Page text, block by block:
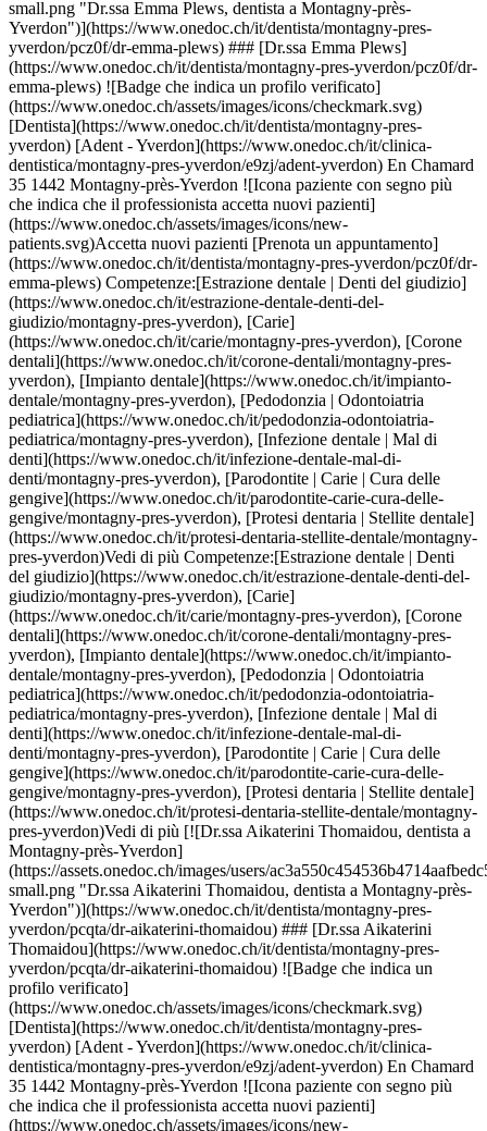
dr-aikaterini-thomaidou) ![Badge che indica un profilo verificato](https://www.onedoc.ch/assets/images/icons/checkmark.svg) [Dentista](https://www.onedoc.ch/it/dentista/montagny-pres-yverdon) [Adent - Yverdon](https://www.onedoc.ch/it/clinica-dentistica/montagny-pres-yverdon/e9zj/adent-yverdon) En Chamard 35 1442 Montagny-près-Yverdon ![Icona paziente con segno più che indica che il professionista accetta nuovi pazienti](https://www.onedoc.ch/assets/images/icons/new-patients.svg)Accetta nuovi pazienti [Prenota un appuntamento](https://www.onedoc.ch/it/dentista/montagny-pres-yverdon/pcqta/dr-aikaterini-thomaidou) Competenze:[Estrazione dentale | Denti del giudizio](https://www.onedoc.ch/it/estrazione-dentale-denti-del-giudizio/montagny-pres-yverdon), [Carie](https://www.onedoc.ch/it/carie/montagny-pres-yverdon), [Corone dentali](https://www.onedoc.ch/it/corone-dentali/montagny-pres-yverdon), [Impianto dentale](https://www.onedoc.ch/it/impianto-dentale/montagny-pres-yverdon), [Infezione dentale | Mal di denti](https://www.onedoc.ch/it/infezione-dentale-mal-di-denti/montagny-pres-yverdon), [Pedodonzia | Odontoiatria pediatrica](https://www.onedoc.ch/it/pedodonzia-odontoiatria-pediatrica/montagny-pres-yverdon), [Parodontite | Carie | Cura delle gengive](https://www.onedoc.ch/it/parodontite-carie-cura-delle-gengive/montagny-pres-yverdon), [Protesi dentaria | Stellite dentale](https://www.onedoc.ch/it/protesi-dentaria-stellite-dentale/montagny-pres-yverdon)Vedi di più Competenze:[Estrazione dentale | Denti del giudizio](https://www.onedoc.ch/it/estrazione-dentale-denti-del-giudizio/montagny-pres-yverdon), [Carie](https://www.onedoc.ch/it/carie/montagny-pres-yverdon), [Corone dentali](https://www.onedoc.ch/it/corone-dentali/montagny-pres-yverdon), [Impianto dentale](https://www.onedoc.ch/it/impianto-dentale/montagny-pres-yverdon), [Infezione dentale | Mal di denti](https://www.onedoc.ch/it/infezione-dentale-mal-di-denti/montagny-pres-yverdon), [Pedodonzia | Odontoiatria pediatrica](https://www.onedoc.ch/it/pedodonzia-odontoiatria-pediatrica/montagny-pres-yverdon), [Parodontite | Carie | Cura delle gengive](https://www.onedoc.ch/it/parodontite-carie-cura-delle-gengive/montagny-pres-yverdon), [Protesi dentaria | Stellite dentale](https://www.onedoc.ch/it/protesi-dentaria-stellite-dentale/montagny-pres-yverdon)Vedi di più [![Dr.ssa Dorra Hamed, dentista a Montagny-près-Yverdon](https://assets.onedoc.ch/images/users/5c6dd20e85b0170627d746fafb195e779f9583bf43c5488d44e2e3638f4c515c-small.png "Dr.ssa Dorra Hamed, dentista a Montagny-près-Yverdon")](https://www.onedoc.ch/it/dentista/montagny-pres-yverdon/pcqs6/dr-dorra-hamed) ### [Dr.ssa Dorra Hamed](https://www.onedoc.ch/it/dentista/montagny-pres-yverdon/pcqs6/dr-dorra-hamed) ![Badge che indica un profilo verificato](https://www.onedoc.ch/assets/images/icons/checkmark.svg) [Dentista](https://www.onedoc.ch/it/dentista/montagny-pres-yverdon) [Adent - Yverdon](https://www.onedoc.ch/it/clinica-dentistica/montagny-pres-yverdon/e9zj/adent-yverdon) En Chamard 35 1442 Montagny-près-Yverdon ![Icona paziente con segno più che indica che il professionista accetta nuovi pazienti](https://www.onedoc.ch/assets/images/icons/new-patients.svg)Accetta nuovi pazienti [Prenota un appuntamento](https://www.onedoc.ch/it/dentista/montagny-pres-yverdon/pcqs6/dr-dorra-hamed) Competenze:[Estrazione dentale | Denti del giudizio](https://www.onedoc.ch/it/estrazione-dentale-denti-del-giudizio/montagny-pres-yverdon), [Corone dentali](https://www.onedoc.ch/it/corone-dentali/montagny-pres-yverdon), [Carie](https://www.onedoc.ch/it/carie/montagny-pres-yverdon), [Infezione dentale | Mal di denti](https://www.onedoc.ch/it/infezione-dentale-mal-di-denti/montagny-pres-yverdon), [Impianto dentale](https://www.onedoc.ch/it/impianto-dentale/montagny-pres-yverdon), [Pedodonzia | Odontoiatria pediatrica](https://www.onedoc.ch/it/pedodonzia-odontoiatria-pediatrica/montagny-pres-yverdon), [Parodontite | Carie | Cura delle gengive](https://www.onedoc.ch/it/parodontite-carie-cura-delle-gengive/montagny-pres-yverdon), [Protesi dentaria | Stellite dentale](https://www.onedoc.ch/it/protesi-dentaria-stellite-dentale/montagny-pres-yverdon)Vedi di più Competenze:[Estrazione dentale | Denti del giudizio](https://www.onedoc.ch/it/estrazione-dentale-denti-del-giudizio/montagny-pres-yverdon), [Corone dentali](https://www.onedoc.ch/it/corone-dentali/montagny-pres-yverdon), [Carie](https://www.onedoc.ch/it/carie/montagny-pres-yverdon), [Infezione dentale | Mal di denti](https://www.onedoc.ch/it/infezione-dentale-mal-di-denti/montagny-pres-yverdon), [Impianto dentale](https://www.onedoc.ch/it/impianto-dentale/montagny-pres-yverdon), [Pedodonzia | Odontoiatria pediatrica](https://www.onedoc.ch/it/pedodonzia-odontoiatria-pediatrica/montagny-pres-yverdon), [Parodontite | Carie | Cura delle gengive](https://www.onedoc.ch/it/parodontite-carie-cura-delle-gengive/montagny-pres-yverdon), [Protesi dentaria | Stellite dentale](https://www.onedoc.ch/it/protesi-dentaria-stellite-dentale/montagny-pres-yverdon)Vedi di più [![Dr. Georgios Bampaloukas, dentista a Montagny-près-Yverdon](https://assets.onedoc.ch/images/users/bd8b9788e4b086898376a924929f09a05ffb38787ead3ed5f5973fab30f3bc6a-small.png "Dr. Georgios Bampaloukas, dentista a Montagny-près-Yverdon")](https://www.onedoc.ch/it/dentista/montagny-pres-yverdon/pc26f/dr-georgios-bampaloukas) ### [Dr. Georgios Bampaloukas](https://www.onedoc.ch/it/dentista/montagny-pres-yverdon/pc26f/dr-georgios-bampaloukas) ![Badge che indica un profilo verificato](https://www.onedoc.ch/assets/images/icons/checkmark.svg) [Dentista](https://www.onedoc.ch/it/dentista/montagny-pres-yverdon) [Adent - Yverdon](https://www.onedoc.ch/it/clinica-dentistica/montagny-pres-yverdon/e9zj/adent-yverdon) En Chamard 35 1442 Montagny-près-Yverdon ![Icona paziente con segno più che indica che il professionista accetta nuovi pazienti](https://www.onedoc.ch/assets/images/icons/new-patients.svg)Accetta nuovi pazienti [Prenota un appuntamento](https://www.onedoc.ch/it/dentista/montagny-pres-yverdon/pc26f/dr-georgios-bampaloukas) Competenze:[Corone dentali](https://www.onedoc.ch/it/corone-dentali/montagny-pres-yverdon), [Estrazione dentale | Denti del giudizio](https://www.onedoc.ch/it/estrazione-dentale-denti-del-giudizio/montagny-pres-yverdon), [Impianto dentale](https://www.onedoc.ch/it/impianto-dentale/montagny-pres-yverdon), [Infezione dentale | Mal di denti](https://www.onedoc.ch/it/infezione-dentale-mal-di-denti/montagny-pres-yverdon), [Parodontite | Carie | Cura delle gengive](https://www.onedoc.ch/it/parodontite-carie-cura-delle-gengive/montagny-pres-yverdon), [Pedodonzia | Odontoiatria pediatrica](https://www.onedoc.ch/it/pedodonzia-odontoiatria-pediatrica/montagny-pres-yverdon), [Protesi dentaria | Stellite dentale](https://www.onedoc.ch/it/protesi-dentaria-stellite-dentale/montagny-pres-yverdon), [Carie](https://www.onedoc.ch/it/carie/montagny-pres-yverdon)Vedi di più Competenze:[Corone dentali](https://www.onedoc.ch/it/corone-dentali/montagny-pres-yverdon), [Estrazione dentale | Denti del giudizio](https://www.onedoc.ch/it/estrazione-dentale-denti-del-giudizio/montagny-pres-yverdon), [Impianto dentale](https://www.onedoc.ch/it/impianto-dentale/montagny-pres-yverdon), [Infezione dentale | Mal di denti](https://www.onedoc.ch/it/infezione-dentale-mal-di-denti/montagny-pres-yverdon), [Parodontite | Carie | Cura delle gengive](https://www.onedoc.ch/it/parodontite-carie-cura-delle-gengive/montagny-pres-yverdon), [Pedodonzia | Odontoiatria pediatrica](https://www.onedoc.ch/it/pedodonzia-odontoiatria-pediatrica/montagny-pres-yverdon), [Protesi dentaria | Stellite dentale](https://www.onedoc.ch/it/protesi-dentaria-stellite-dentale/montagny-pres-yverdon), [Carie](https://www.onedoc.ch/it/carie/montagny-pres-yverdon)Vedi di più [![Dr. Thierry Bertin, dentista a Montagny-près-Yverdon](https://assets.onedoc.ch/images/users/10810b073101dec35e99571c2b812b941674f593fe1e4fc8a89eb924f94960dc-small.png "Dr. Thierry Bertin, dentista a Montagny-près-Yverdon")](https://www.onedoc.ch/it/dentista/montagny-pres-yverdon/pcpx2/dr-thierry-bertin) ### [Dr. Thierry Bertin](https://www.onedoc.ch/it/dentista/montagny-pres-yverdon/pcpx2/dr-thierry-bertin) ![Badge che indica un profilo verificato](https://www.onedoc.ch/assets/images/icons/checkmark.svg) [Dentista](https://www.onedoc.ch/it/dentista/montagny-pres-yverdon) [I-Dental](https://www.onedoc.ch/it/studio-dentistico/montagny-pres-yverdon/e9lr/i-dental) En Chamard 55B 1442 Montagny-près-Yverdon ![Icona paziente con segno più che indica che il professionista accetta nuovi pazienti](https://www.onedoc.ch/assets/images/icons/new-patients.svg)Accetta nuovi pazienti [Prenota un appuntamento](https://www.onedoc.ch/it/dentista/montagny-pres-yverdon/pcpx2/dr-thierry-bertin) Competenze:[Allineamento dei denti | Allineatore trasparente invisibile](https://www.onedoc.ch/it/allineamento-dei-denti-allineatore-trasparente-invisibile/montagny-pres-yverdon), [Apparecchi dentali](https://www.onedoc.ch/it/apparecchi-dentali/montagny-pres-yverdon), [Bruxismo | Digrignamento dei denti](https://www.onedoc.ch/it/bruxismo-digrignamento-dei-denti/montagny-pres-yverdon), [Pedodonzia | Odontoiatria pediatrica](https://www.onedoc.ch/it/pedodonzia-odontoiatria-pediatrica/montagny-pres-yverdon)Vedi di più Competenze:[Allineamento dei denti | Allineatore trasparente invisibile](https://www.onedoc.ch/it/allineamento-dei-denti-allineatore-trasparente-invisibile/montagny-pres-yverdon), [Apparecchi dentali](https://www.onedoc.ch/it/apparecchi-dentali/montagny-pres-yverdon), [Bruxismo | Digrignamento dei denti](https://www.onedoc.ch/it/bruxismo-digrignamento-dei-denti/montagny-pres-yverdon), [Pedodonzia | Odontoiatria pediatrica](https://www.onedoc.ch/it/pedodonzia-odontoiatria-pediatrica/montagny-pres-yverdon)Vedi di più [![Dr. Gonçalo Lopes, dentista a Yverdon-les-Bains](https://asset